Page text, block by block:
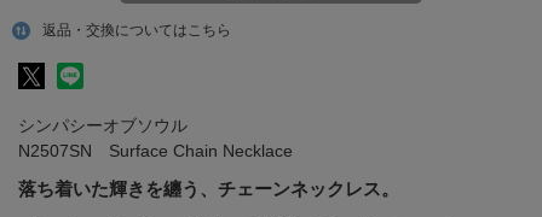
返品・交換についてはこちら
シンパシーオブソウル
N2507SN Surface Chain Necklace
落ち着いた輝きを纏う、チェーンネックレス。